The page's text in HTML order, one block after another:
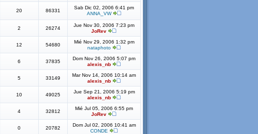
20 86331
Sab Dic 02, 2006 6:41 pm
ANNA_VW
2 26274
Jue Nov 30, 2006 7:23 pm
JoRev
12 54680
Mié Nov 29, 2006 1:32 pm
nataphoto
6 37835
Dom Nov 26, 2006 5:07 pm
alexis_nb
5 33149
Mar Nov 14, 2006 10:14 am
alexis_nb
10 49025
Jue Sep 21, 2006 5:19 pm
alexis_nb
4 32812
Mié Jul 05, 2006 6:55 pm
JoRev
0 20782
Dom Jul 02, 2006 10:41 am
CONDE